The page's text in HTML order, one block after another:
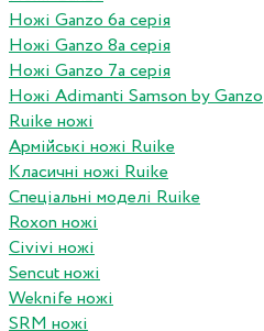
Ножі Ganzo 6а серія
Ножі Ganzo 8а серія
Ножі Ganzo 7а серія
Ножі Adimanti Samson by Ganzo
Ruike ножі
Армійські ножі Ruike
Класичні ножі Ruike
Спеціальні моделі Ruike
Roxon ножi
Civivi ножі
Sencut ножі
Weknife ножі
SRM ножі